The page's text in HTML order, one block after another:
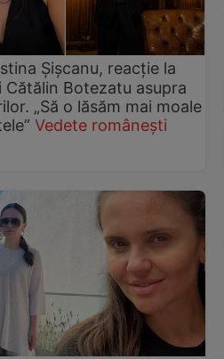
Șișcanu, reacție la
Cătălin Botezatu asupra
„Să o lăsăm mai moale
Vedete românești